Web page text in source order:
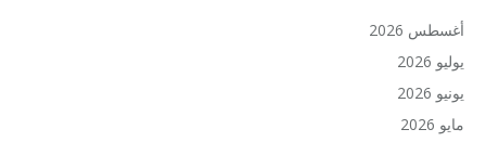
أغسطس 2026
يوليو 2026
يونيو 2026
مايو 2026